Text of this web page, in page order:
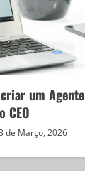
um Agente
CEO
de Março, 2026